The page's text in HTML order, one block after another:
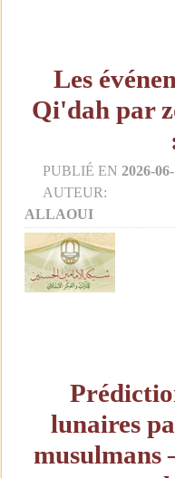
Les
Qi'dah par
PUBLIÉ EN 2026-
AUTEUR:
ALLAOUI
lunaires
musulmans